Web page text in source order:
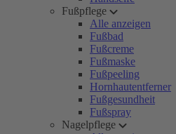
Fußpflege
Alle anzeigen
Fußbad
Fußcreme
Fußmaske
Fußpeeling
Hornhautentferner
Fußgesundheit
Fußspray
Nagelpflege